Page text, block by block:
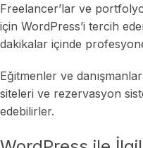
Freelancer’lar ve
için WordPress’i tercih
dakikalar içinde
Eğitmenler ve
siteleri ve rezervasyon
edebilirler.